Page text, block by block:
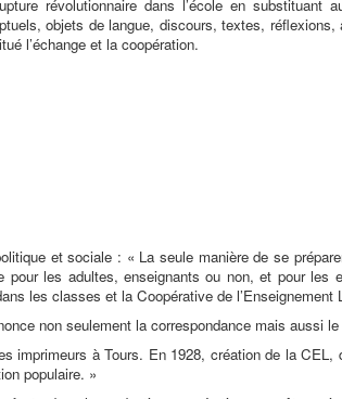
révolutionnaire dans l’école en
objets de langue, discours, textes,
l’échange et la coopération.
et sociale : « La seule manière de se
les adultes, enseignants ou non, et pour les
les classes et la Coopérative de l’Enseignement
non seulement la correspondance mais aussi
imprimeurs à Tours. En 1928, création de la CEL,
populaire. »